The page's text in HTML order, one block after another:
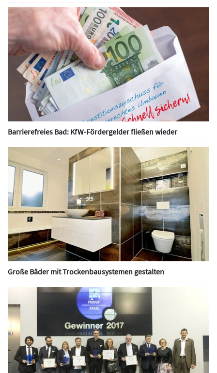
Barrierefreies Bad: KfW-Fördergelder fließen wieder
Große Bäder mit Trockenbausystemen gestalten